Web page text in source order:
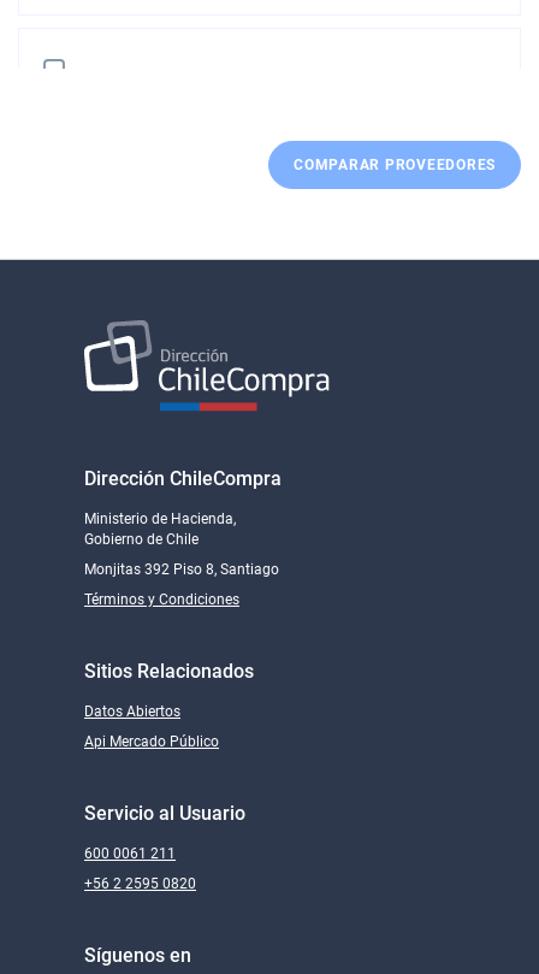
ATEM INTEGRACION TECNOLOGICA LTDA.
Despacho cobertura nacional
TECHNOSYSTEMS CHILE SPA
INGENIERÍA E INFORMATICA ASOCIADA LIMITADA
Despacho cobertura nacional
BOOKCOMPUTER COMERCIALIZADORA SPA
COMPARAR PROVEEDORES
Dirección ChileCompra
Ministerio de Hacienda,
Gobierno de Chile
Monjitas 392 Piso 8, Santiago
Términos y Condiciones
Sitios Relacionados
Datos Abiertos
Api Mercado Público
Servicio al Usuario
600 0061 211
+56 2 2595 0820
Síguenos en